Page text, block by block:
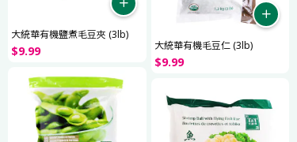
大統華有機鹽煮毛豆夾 (3lb)
$9.99 大統華有機毛豆仁 (3lb)
$9.99